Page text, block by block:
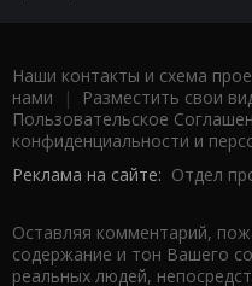
Наши контакты и схема
нами | Разместить свои
Пользовательское
конфиденциальности и
Реклама на сайте: Отдел
Оставляя комментарий,
содержание и тон Вашего
реальных людей,